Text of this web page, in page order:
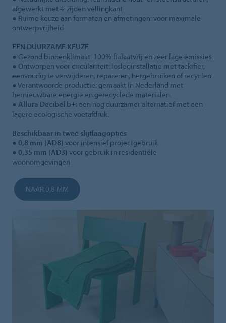
afgewerkt met 4‑zijden vellingkant.
● Ruime keuze aan formaten en afmetingen: voor maximale
ontwerpvrijheid
EEN DUURZAME KEUZE
● Gezond binnenklimaat: 100% ftalaatvrij en zeer lage emissies.
● Ontworpen voor circulariteit: losleginstallatie met tackifier,
eenvoudig te verwijderen, repareren, hergebruiken of recyclen.
● Verantwoorde productie: gemaakt in Nederland met
hernieuwbare energie en gerecyclede materialen.
● Allura Decibel b+: een nog duurzamer alternatief met een
lagere ecologische voetafdruk.
Beschikbaar in twee slijtlaagopties
● 0,8 mm (AD8) voor intensief projectgebruik
● 0,35 mm (AD3) voor gebruik in residentiële
woonomgevingen
NAAR 0,8 MM